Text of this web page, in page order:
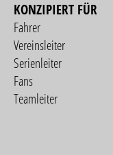
KONZIPIERT FÜR
Fahrer
Vereinsleiter
Serienleiter
Fans
Teamleiter